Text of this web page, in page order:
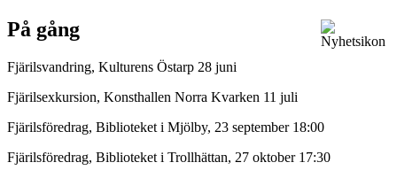
På gång
Fjärilsvandring, Kulturens Östarp 28 juni
Fjärilsexkursion, Konsthallen Norra Kvarken 11 juli
Fjärilsföredrag, Biblioteket i Mjölby, 23 september 18:00
Fjärilsföredrag, Biblioteket i Trollhättan, 27 oktober 17:30